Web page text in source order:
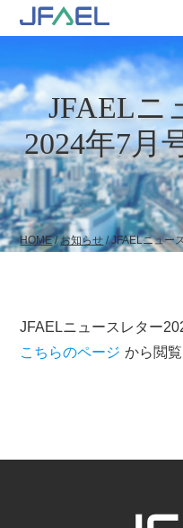
JFAELニ
2024年7月
HOME/お知らせ/JFAELニュー
JFAELニュースレター
こちらのページ から閲覧